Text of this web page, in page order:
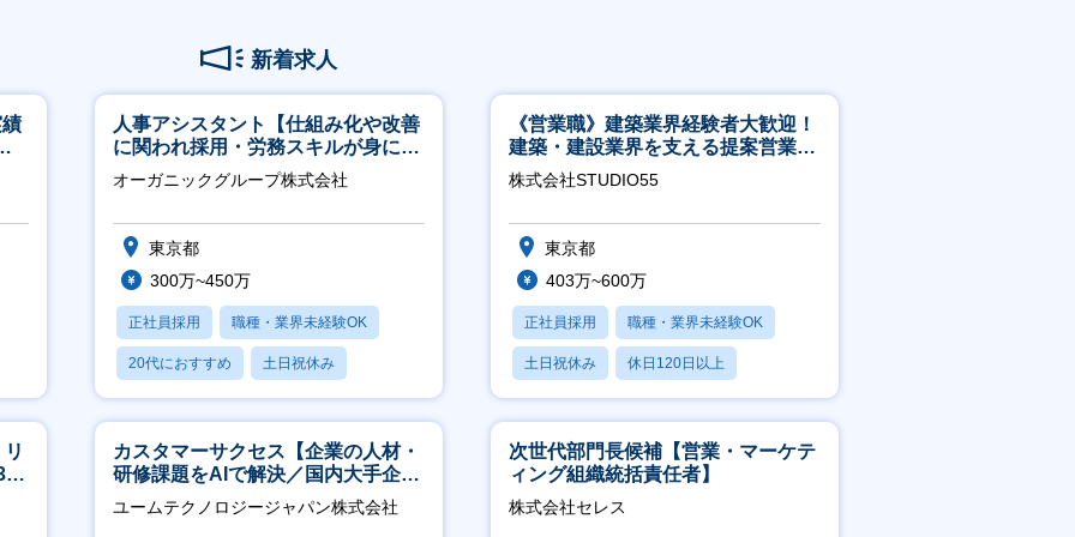
新着求人
人事アシスタント【仕組み化や改善
に関われ採用・労務スキルが身につ
く環境／年商120億円超の事業会
社】
オーガニックグループ株式会社
東京都
300万~450万
正社員採用 職種・業界未経験OK
20代におすすめ 土日祝休み
休日120日以上
《営業職》建築業界経験者大歓迎！
建築・建設業界を支える提案営業職
│年休125日◎フレックス
株式会社STUDIO55
東京都
403万~600万
正社員採用 職種・業界未経験OK
土日祝休み 休日120日以上
産休・育休あり
カスタマーサクセス【企業の人材・
研修課題をAIで解決／国内大手企業
約3万社導入／フレックス可】
ユームテクノロジージャパン株式会社
次世代部門長候補【営業・マーケテ
ィング組織統括責任者】
株式会社セレス